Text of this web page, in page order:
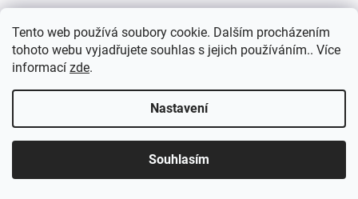
Tento web používá soubory cookie. Dalším procházením
tohoto webu vyjadřujete souhlas s jejich používáním.. Více
informací zde.
Nastavení
Souhlasím
Popis
Ostatní informace